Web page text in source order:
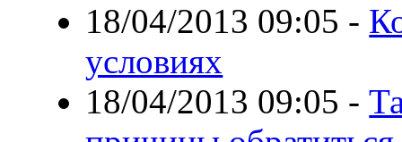
18/04/2013 09:05 -
условиях
18/04/2013 09:05 -